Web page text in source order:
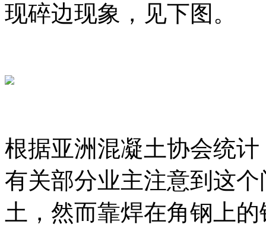
现碎边现象，见下图。
根据亚洲混凝土协会统
有关部分业主注意到这
土，然而靠焊在角钢上